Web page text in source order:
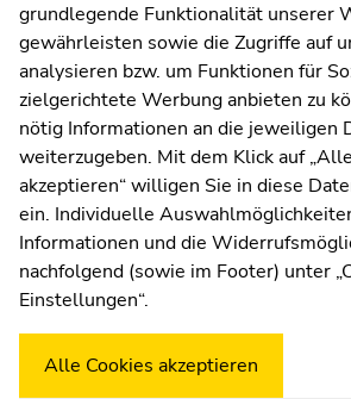
Moodle
UNIGRAZonline
Impressum
Datenschutzerklärung
Cookie-Einstellungen
Barrierefreiheitserklärung
WetterstationUni Graz
grundlegende Funktionalität unserer
gewährleisten sowie die Zugriffe auf
analysieren bzw. um Funktionen für
zielgerichtete Werbung anbieten zu
nötig Informationen an die jeweiligen
weiterzugeben. Mit dem Klick auf
akzeptieren“ willigen Sie in diese
ein. Individuelle
Informationen und die
nachfolgend (sowie im Footer) unter
Einstellungen“.
Alle Cookies akzeptieren